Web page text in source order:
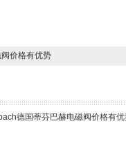
价格有优势
德国蒂芬巴赫电磁阀价格有